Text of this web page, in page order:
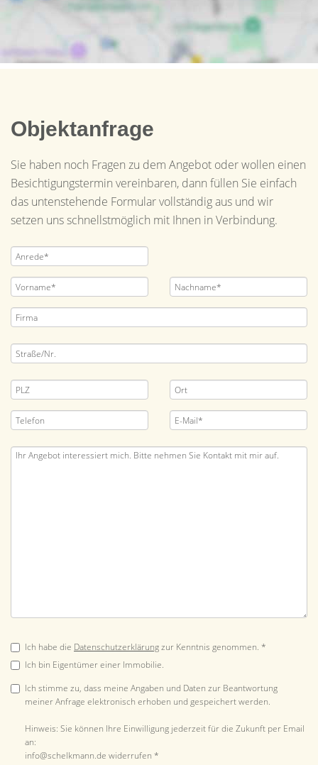
Objektanfrage
Sie haben noch Fragen zu dem Angebot oder wollen einen
Besichtigungstermin vereinbaren, dann füllen Sie einfach
das untenstehende Formular vollständig aus und wir
setzen uns schnellstmöglich mit Ihnen in Verbindung.
Ich habe die Datenschutzerklärungzur Kenntnis genommen. *
Ich bin Eigentümer einer Immobilie.
Ich stimme zu, dass meine Angaben und Daten zur Beantwortung
meiner Anfrage elektronisch erhoben und gespeichert werden.
Hinweis: Sie können Ihre Einwilligung jederzeit für die Zukunft per Email
an:
info@schelkmann.de widerrufen *